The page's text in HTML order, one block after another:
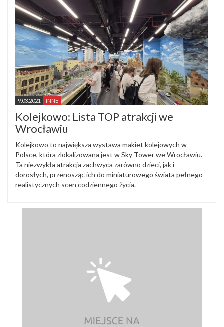
9.03.2021 INNE
Kolejkowo: Lista TOP atrakcji we
Wrocławiu
Kolejkowo to największa wystawa makiet kolejowych w
Polsce, która zlokalizowana jest w Sky Tower we Wrocławiu.
Ta niezwykła atrakcja zachwyca zarówno dzieci, jak i
dorosłych, przenosząc ich do miniaturowego świata pełnego
realistycznych scen codziennego życia.